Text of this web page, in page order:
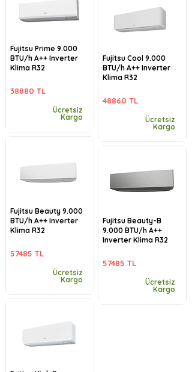
Fujitsu Prime 9.000
BTU/h A++ Inverter
Klima R32
38880 TL
Ücretsiz
Kargo
Fujitsu Beauty 9.000
BTU/h A++ Inverter
Klima R32
57485 TL
Ücretsiz
Kargo
Fujitsu Cool 9.000
BTU/h A++ Inverter
Klima R32
48860 TL
Ücretsiz
Kargo
Fujitsu Beauty-B
9.000 BTU/h A++
Inverter Klima R32
57485 TL
Ücretsiz
Kargo